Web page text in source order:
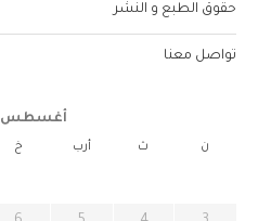
حقوق الطبع و النشر
تواصل معنا
أغسطس 2026
ن ث أرب خ